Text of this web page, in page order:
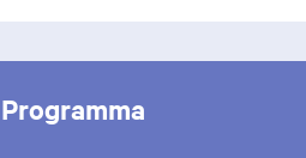
Programma